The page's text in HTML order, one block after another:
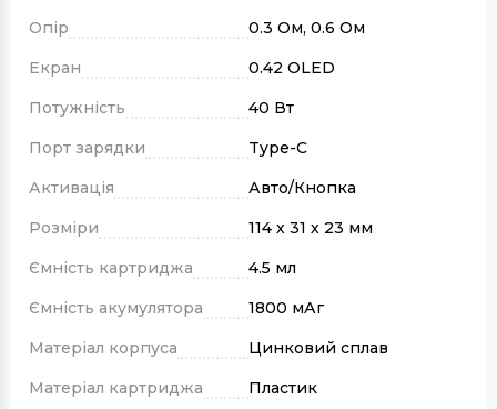
Опір
0.3 Ом, 0.6 Ом
Екран
0.42 OLED
Потужність
40 Вт
Порт зарядки
Type-C
Активація
Авто/Кнопка
Розміри
114 х 31 х 23 мм
Ємність картриджа
4.5 мл
Ємність акумулятора
1800 мАг
Матеріал корпуса
Цинковий сплав
Матеріал картриджа
Пластик